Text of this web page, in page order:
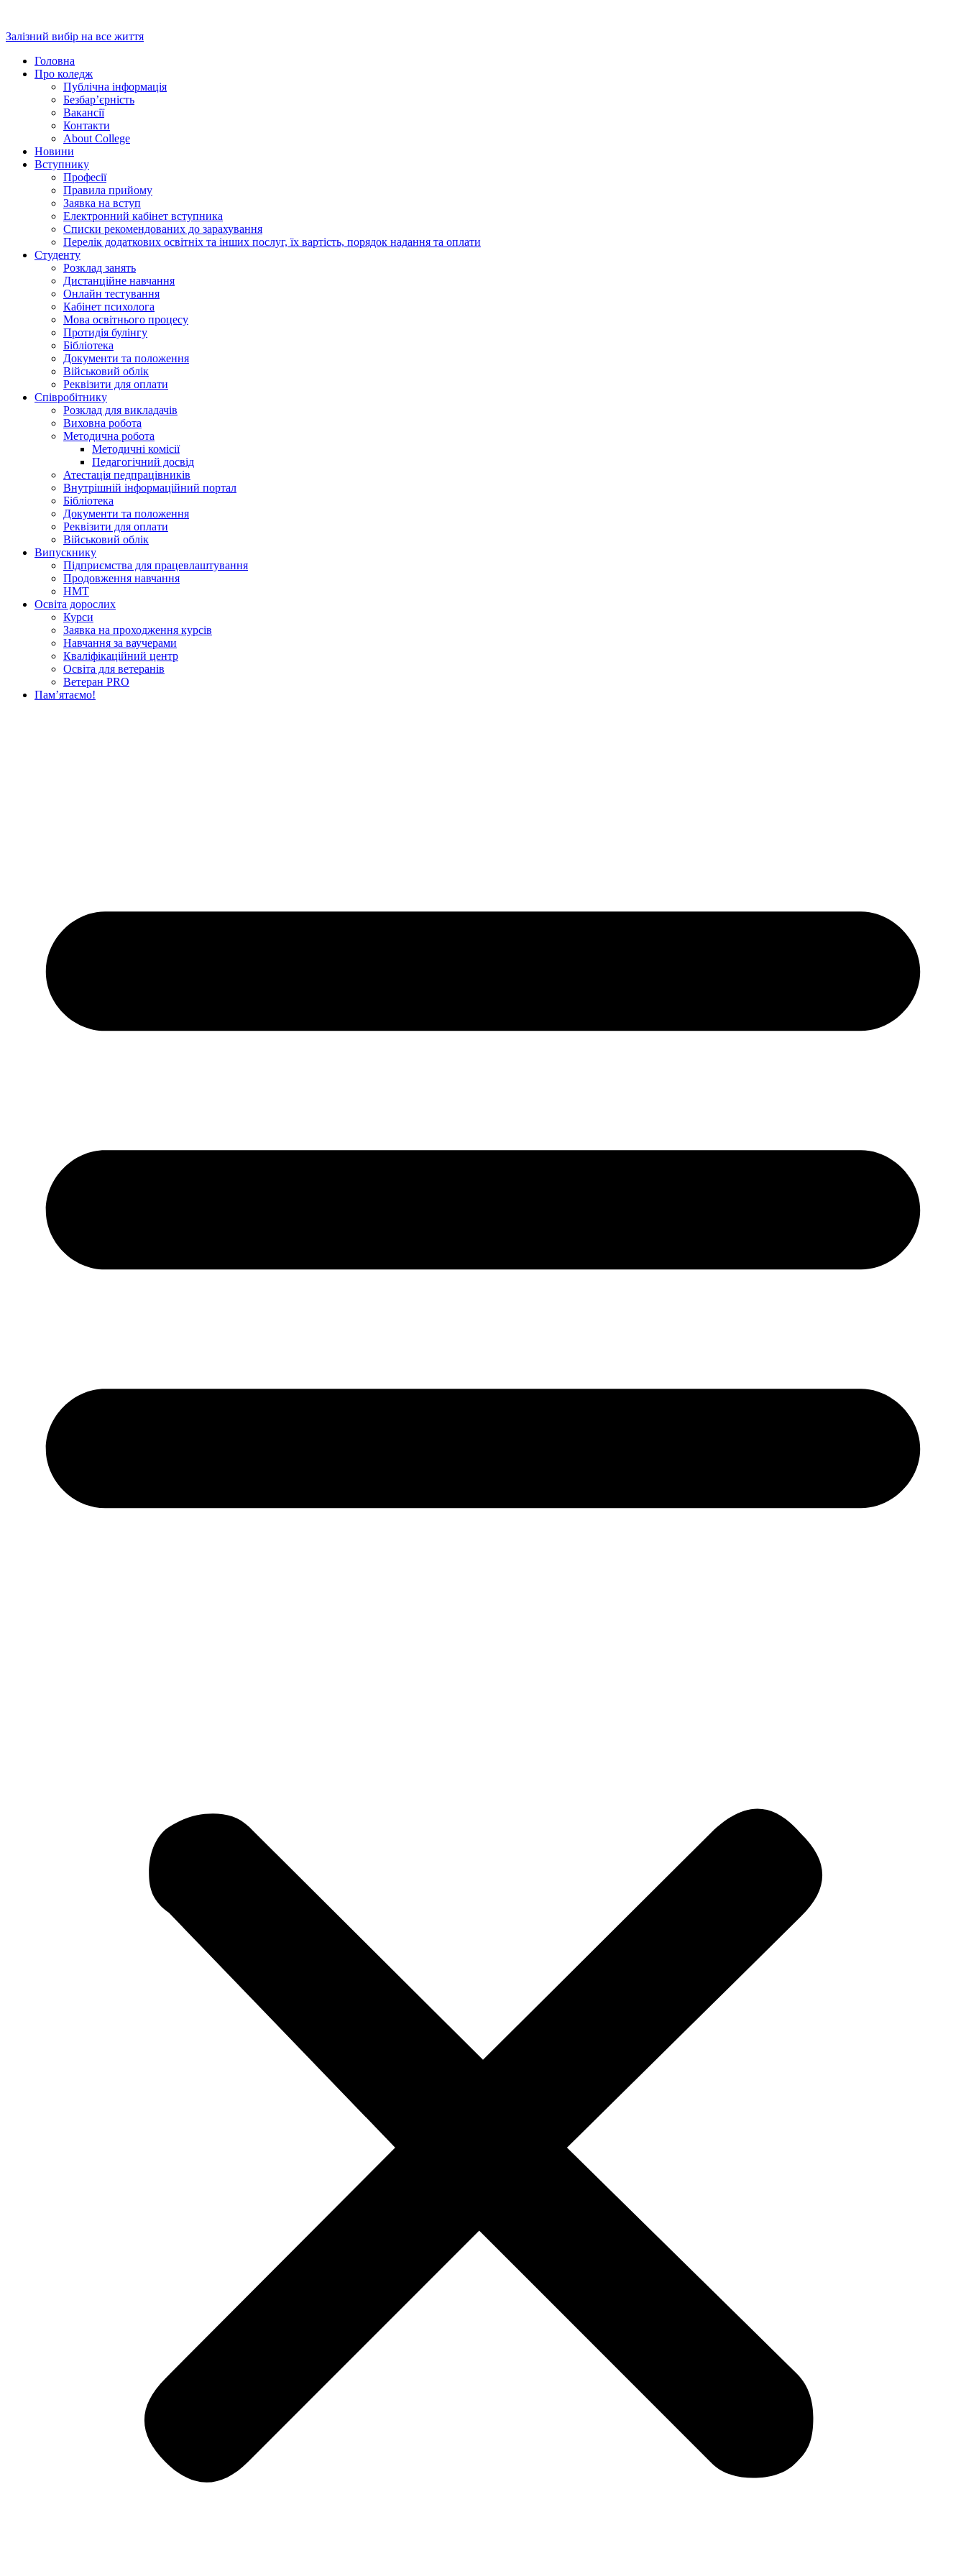
вмісту
Залізний вибір на все життя
Головна
Про коледж
Публічна інформація
Безбар’єрність
Вакансії
Контакти
About College
Новини
Вступнику
Професії
Правила прийому
Заявка на вступ
Електронний кабінет вступника
Списки рекомендованих до зарахування
Перелік додаткових освітніх та інших послуг, їх вартість, порядок надання та оплати
Студенту
Розклад занять
Дистанційне навчання
Онлайн тестування
Кабінет психолога
Мова освітнього процесу
Протидія булінгу
Бібліотека
Документи та положення
Військовий облік
Реквізити для оплати
Співробітнику
Розклад для викладачів
Виховна робота
Методична робота
Методичні комісії
Педагогічний досвід
Атестація педпрацівників
Внутрішній інформаційний портал
Бібліотека
Документи та положення
Реквізити для оплати
Військовий облік
Випускнику
Підприємства для працевлаштування
Продовження навчання
НМТ
Освіта дорослих
Курси
Заявка на проходження курсів
Навчання за ваучерами
Кваліфікаційний центр
Освіта для ветеранів
Ветеран PRO
Пам’ятаємо!